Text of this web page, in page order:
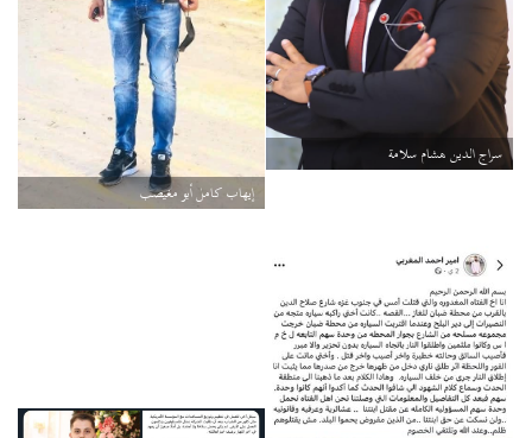
سراج الدين هشام سلامة
إيهاب كامل أبو مغيصب